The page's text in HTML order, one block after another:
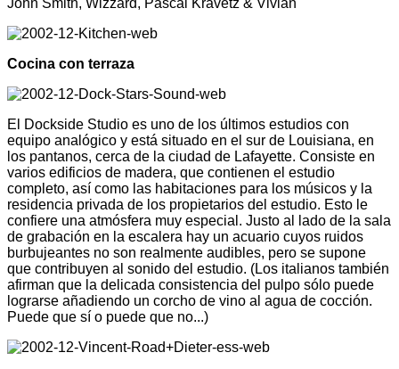
John Smith, Wizzard, Pascal Kravetz & Vivian
Cocina con terraza
El Dockside Studio es uno de los últimos estudios con
equipo analógico y está situado en el sur de Louisiana, en
los pantanos, cerca de la ciudad de Lafayette. Consiste en
varios edificios de madera, que contienen el estudio
completo, así como las habitaciones para los músicos y la
residencia privada de los propietarios del estudio. Esto le
confiere una atmósfera muy especial. Justo al lado de la sala
de grabación en la escalera hay un acuario cuyos ruidos
burbujeantes no son realmente audibles, pero se supone
que contribuyen al sonido del estudio. (Los italianos también
afirman que la delicada consistencia del pulpo sólo puede
lograrse añadiendo un corcho de vino al agua de cocción.
Puede que sí o puede que no...)